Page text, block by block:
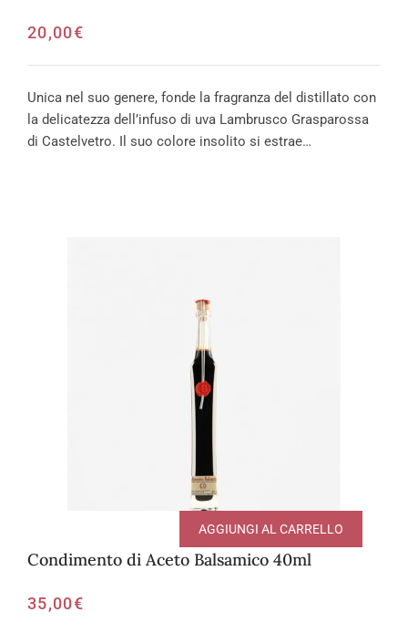
20,00€
Unica nel suo genere, fonde la fragranza del distillato con
la delicatezza dell’infuso di uva Lambrusco Grasparossa
di Castelvetro. Il suo colore insolito si estrae…
Condimento di Aceto Balsamico 40ml
35,00€
AGGIUNGI AL CARRELLO